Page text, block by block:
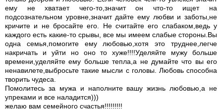
ему не хватает чего-то,значит он что-то ищет на
подсознательном уровне,значит дайте ему любви и заботы,не
кричите и не бросайте его. Не считайте его слабаком,ведь у
каждого есть какие-то срывы, все мы имеем слабые стороны.Вы
одна семья,помогите ему любовью,хотя это труднее,легче
накричать и уйти но оно то хуже!!!!Уделяйте мужу больше
времени,уделяйте ему больше тепла,а не думайте что вы его
ненавилете,выбросьте такие мысли с головы. Любовь способна
творить чудеса.
Помолитесь за мужа и наполните вашу жизнь любовью,а не
упреками и все наладится)))
желаю вам семейного счастья!!!!!!!!!